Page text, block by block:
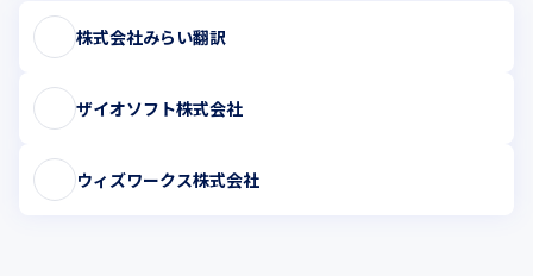
株式会社みらい翻訳
ザイオソフト株式会社
ウィズワークス株式会社